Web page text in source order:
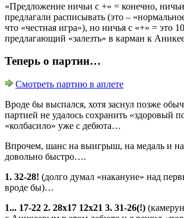
«Предложение ничьи с +» = конечно,
предлагали расписывать (это –
что «честная игра»), но ничья с «+» = это
предлагающий «залезть» в карман к
Теперь о партии…
Смотреть партию в аплете
Вроде бы выспался, хотя заснул позже
партией не удалось сохранить «здоровый
«колбасило» уже с дебюта…
Впрочем, шанс на выигрыш, на медаль и
довольно быстро….
1. 32-28! (долго думал «накануне» над
вроде бы)…
1... 17-22 2. 28х17 12х21 3. 31-26(!)